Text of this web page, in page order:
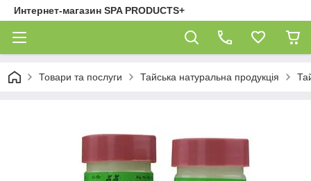
Интернет-магазин SPA PRODUCTS+
Товари та послуги Тайська натуральна продукція